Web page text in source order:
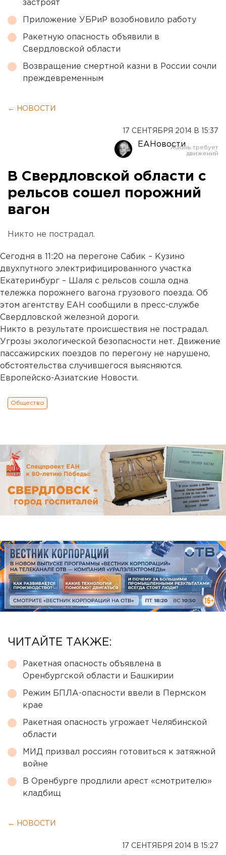
застроят
Приложение УБРиР возобновило работу
Ракетную опасность объявили в
Свердловской области
Возвращение смертной казни в России сочли
преждевременным
← НОВОСТИ
17 СЕНТЯБРЯ 2014 В 15:37
ЕАНовости
В Свердловской области с
рельсов сошел порожний
вагон
Никто не пострадал.
Сегодня в 11:20 на перегоне Сабик – Кузино
двухпутного электрифицированного участка
Екатеринбург – Шаля с рельсов сошла одна
тележка порожнего вагона грузового поезда. Об
этом агентству ЕАН сообщили в пресс-службе
Свердловской железной дороги.
Никто в результате происшествия не пострадал.
Угрозы экологической безопасности нет. Движение
пассажирских поездов по перегону не нарушено,
обстоятельства случившегося выясняются.
Европейско-Азиатские Новости.
Общество
ЧИТАЙТЕ ТАКЖЕ:
Ракетная опасность объявлена в
Оренбургской области и Башкирии
Режим БПЛА-опасности ввели в Пермском
крае
Ракетная опасность угрожает Челябинской
области
МИД призвал россиян готовиться к затяжной
войне
В Оренбурге продлили арест «смотрителю»
кладбищ
← НОВОСТИ
17 СЕНТЯБРЯ 2014 В 15:27